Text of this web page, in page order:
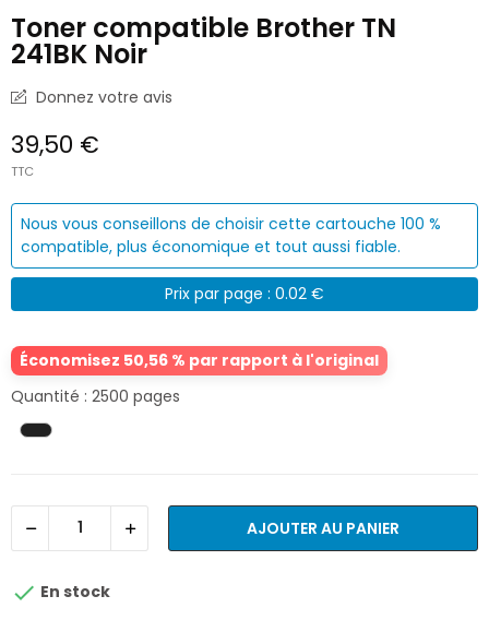
Toner compatible Brother TN
241BK Noir
Donnez votre avis
39,50 €
TTC
Nous vous conseillons de choisir cette cartouche 100 %
compatible, plus économique et tout aussi fiable.
Prix par page : 0.02 €
Économisez 50,56 % par rapport à l'original
Quantité : 2500 pages
AJOUTER AU PANIER
 En stock